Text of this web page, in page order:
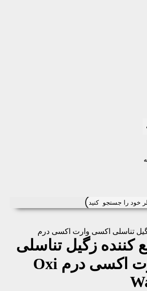
تناسلی اکسی وارت اکسی درم
کننده زگیل تناسلی
اکسی درم Oxi